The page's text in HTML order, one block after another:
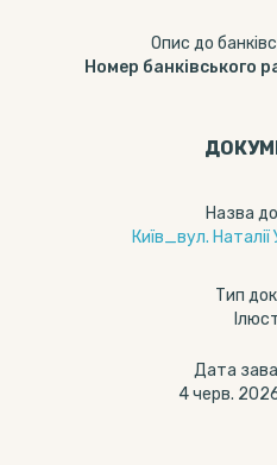
Опис до
Номер банківського
Назва
Київ_вул.
Тип
Дата
4 черв.